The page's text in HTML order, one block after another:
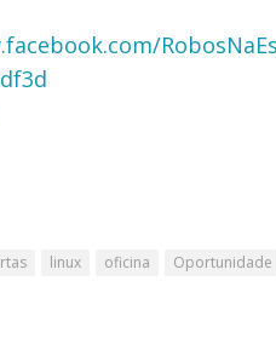
linux oficina Oportunidade